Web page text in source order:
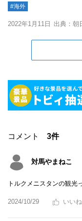
#海外
2022年1月11日 出典：朝
コメント 3件
対馬やまねこ
トルクメニスタンの観
2024/10/29